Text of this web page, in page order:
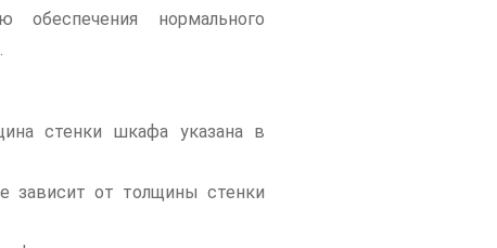
нормального
стенки шкафа указана в
зависит от толщины стенки